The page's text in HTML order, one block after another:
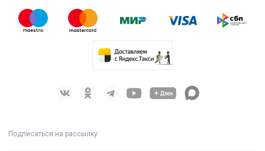
Подписаться на рассылку